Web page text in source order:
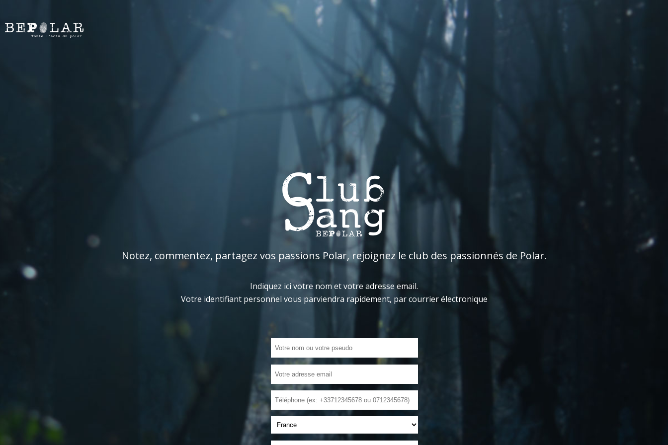
Notez, commentez, partagez vos passions Polar, rejoignez le club des passionnés de Polar.
Indiquez ici votre nom et votre adresse email.
Votre identifiant personnel vous parviendra rapidement, par courrier électronique